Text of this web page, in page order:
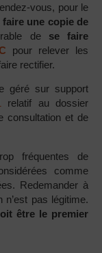
vous, pour le
faire une copie de
de se faire
pour relever les
rectifier.
géré sur support
relatif au dossier
consultation et de
fréquentes de
comme
Redemander à
pas légitime.
être le premier